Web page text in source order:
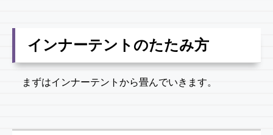
インナーテントのたたみ方
まずはインナーテントから畳んでいきます。